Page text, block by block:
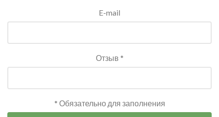
E-mail
Отзыв *
* Обязательно для заполнения